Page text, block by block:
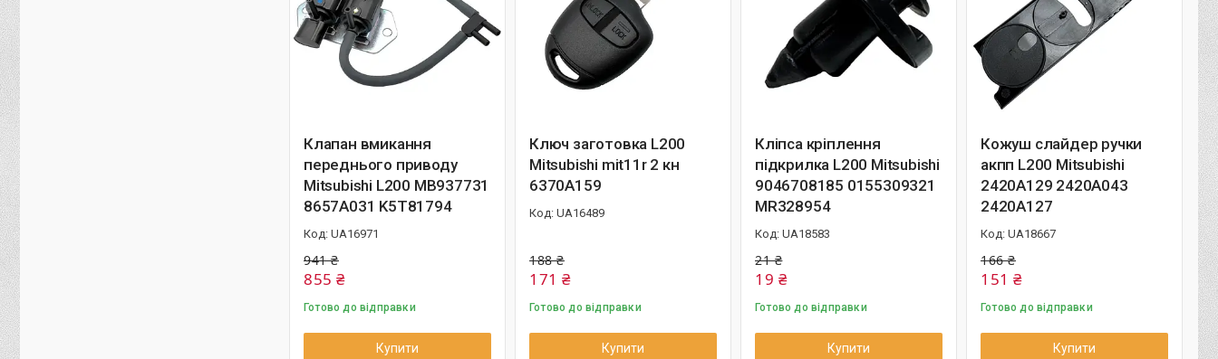
Клапан вмикання
переднього приводу
Mitsubishi L200 MB937731
8657A031 K5T81794
UA16971
941 ₴
855 ₴
Готово до відправки
Купити
Ключ заготовка L200
Mitsubishi mit11r 2 кн
6370A159
UA16489
188 ₴
171 ₴
Готово до відправки
Купити
Кліпса кріплення
підкрилка L200 Mitsubishi
9046708185 0155309321
MR328954
UA18583
21 ₴
19 ₴
Готово до відправки
Купити
Кожуш слайдер ручки
акпп L200 Mitsubishi
2420A129 2420A043
2420A127
UA18667
166 ₴
151 ₴
Готово до відправки
Купити